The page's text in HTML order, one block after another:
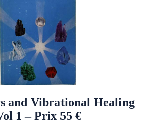
and Vibrational Healing
1 – Prix 55 €